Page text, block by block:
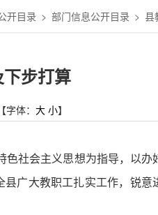
开目录 > 部门信息公开目录 > 县
步打算
字体： 大 小】
社会主义思想为指导，以办
广大教职工扎实工作，锐意